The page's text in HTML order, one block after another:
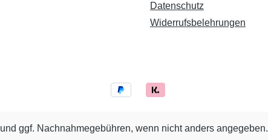
Datenschutz
Widerrufsbelehrungen
und ggf. Nachnahmegebühren, wenn nicht anders angegeben.